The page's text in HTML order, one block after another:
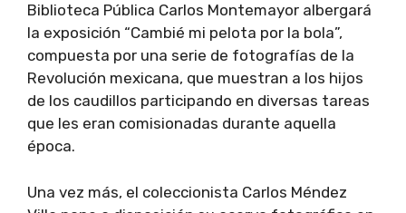
Biblioteca Pública Carlos Montemayor albergará
la exposición “Cambié mi pelota por la bola”,
compuesta por una serie de fotografías de la
Revolución mexicana, que muestran a los hijos
de los caudillos participando en diversas tareas
que les eran comisionadas durante aquella
época.
Una vez más, el coleccionista Carlos Méndez